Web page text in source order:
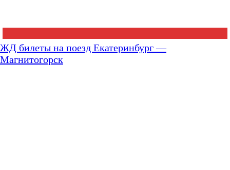
ЖД билеты на поезд Екатеринбург —
Магнитогорск